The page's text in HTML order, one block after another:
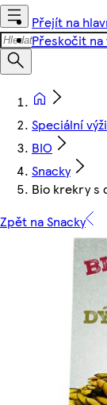
Přejít na
Přeskočit na
Speciální
BIO
Snacky
Bio krekry s
Zpět na Snacky